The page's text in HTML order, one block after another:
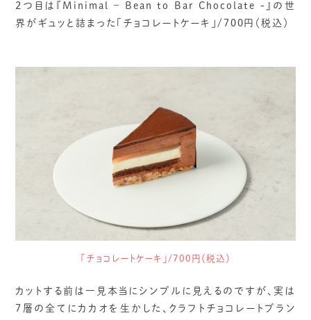
2つ目は『Minimal – Bean to Bar Chocolate -』の世
界がギュッと詰まった「チョコレートケーキ」/700円（税込）
「チョコレートケーキ」/700円（税込）
カットする前は一見本当にシンプルに見えるのですが、実は
7層の全てにカカオを生かした、クラフトチョコレートブラン